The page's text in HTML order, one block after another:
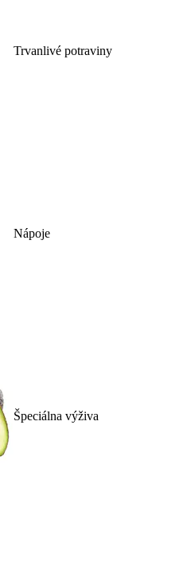
Trvanlivé potraviny
Nápoje
Špeciálna výživa